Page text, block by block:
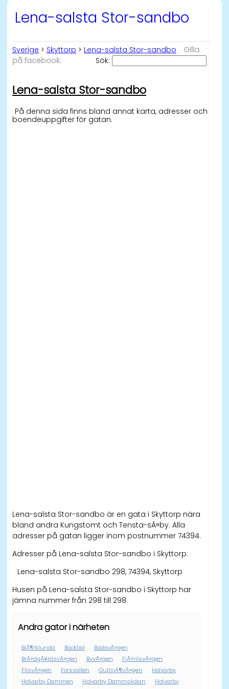
Lena-salsta Stor-sandbo
Sverige > Skyttorp > Lena-salsta Stor-sandbo
Sök:
Gilla
på facebook:
Lena-salsta Stor-sandbo
På denna sida finns bland annat karta, adresser och
boendeuppgifter för gatan.
Lena-salsta Stor-sandbo är en gata i Skyttorp nära
bland andra Kungstomt och Tensta-sÃ¤by. Alla
adresser på gatan ligger inom postnummer 74394.
Adresser på Lena-salsta Stor-sandbo i Skyttorp:
Lena-salsta Stor-sandbo 298, 74394, Skyttorp
Husen på Lena-salsta Stor-sandbo i Skyttorp har
jämna nummer från 298 till 298.
Andra gator i närheten
BjÃ¶rklunda Bockbol
BodavÃ¤gen
BrÃ¤dgÃ¥rdsvÃ¤gen
ByvÃ¤gen
FjÃ¤rilsvÃ¤gen
FlisvÃ¤gen
Forsvallen GullsjÃ¶vÃ¤gen
Holvarby
Holvarby Dammen
Holvarby Dammskolan
Holvarby